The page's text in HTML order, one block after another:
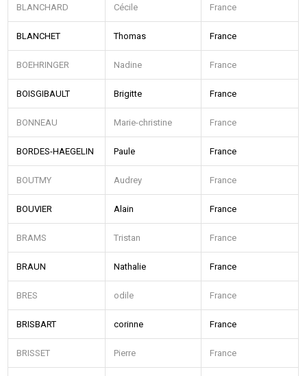
BLANCHARD Cécile France
BLANCHET Thomas France
BOEHRINGER Nadine France
BOISGIBAULT Brigitte France
BONNEAU Marie-christine France
BORDES-HAEGELIN Paule France
BOUTMY Audrey France
BOUVIER Alain France
BRAMS Tristan France
BRAUN Nathalie France
BRES odile France
BRISBART corinne France
BRISSET Pierre France